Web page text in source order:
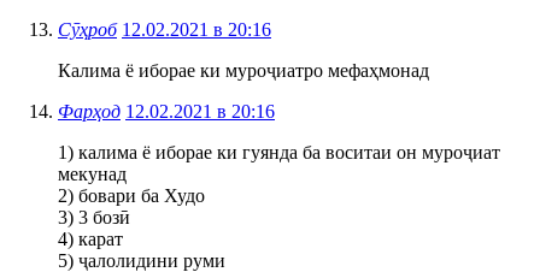
Сӯҳроб 12.02.2021 в 20:16
Калима ё иборае ки муроҷиатро мефаҳмонад
Фарҳод 12.02.2021 в 20:16
1) калима ё иборае ки гуянда ба воситаи он муроҷиат
мекунад
2) бовари ба Худо
3) 3 бозӣ
4) карат
5) ҷалолидини руми